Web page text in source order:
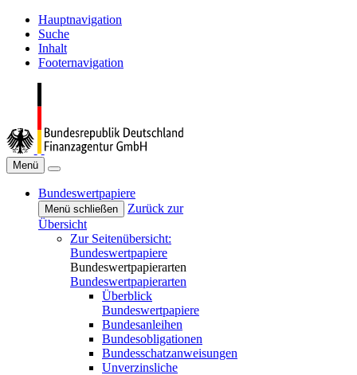
Hauptnavigation
Suche
Inhalt
Footernavigation
Menü
Bundeswertpapiere
Menü schließen
Zurück zur
Übersicht
Zur Seitenübersicht:
Bundeswertpapiere
Bundeswertpapierarten
Bundeswertpapierarten
Überblick
Bundeswertpapiere
Bundesanleihen
Bundesobligationen
Bundesschatzanweisungen
Unverzinsliche